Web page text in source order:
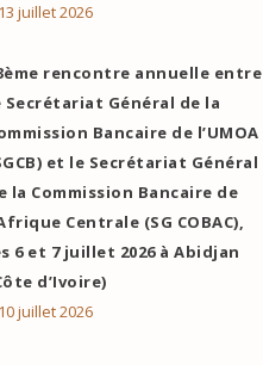
13 juillet 2026
rencontre annuelle entre
Secrétariat Général de la
Bancaire de l’UMOA
et le Secrétariat Général
la Commission Bancaire de
Centrale (SG COBAC),
6 et 7 juillet 2026 à Abidjan
d’Ivoire)
10 juillet 2026